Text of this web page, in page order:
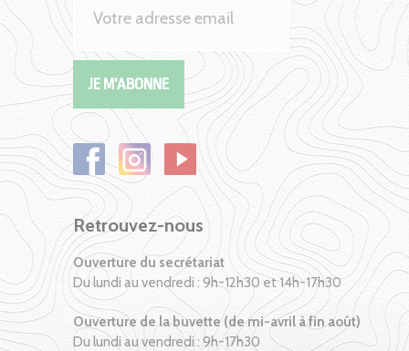
Retrouvez-nous
Ouverture du secrétariat
Du lundi au vendredi : 9h-12h30 et 14h-17h30
Ouverture de la buvette (de mi-avril à fin août)
Du lundi au vendredi : 9h-17h30